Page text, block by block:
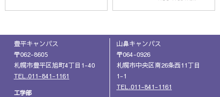
豊平キャンパス
〒062-8605
札幌市豊平区旭町4丁目1-40
TEL.011-841-1161
工学部
山鼻キャンパス
〒064-0926
札幌市中央区南26条西11丁目
1-1
TEL.011-841-1161